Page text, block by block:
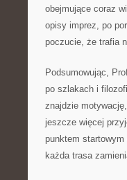
obejmujące coraz
opisy imprez, po
poczucie, że trafia
Podsumowując,
po szlakach i
znajdzie
jeszcze więcej
punktem
każda trasa